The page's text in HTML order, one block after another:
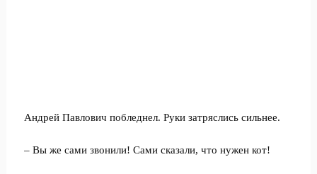
Андрей Павлович побледнел. Руки затряслись сильнее.
– Вы же сами звонили! Сами сказали, что нужен кот!